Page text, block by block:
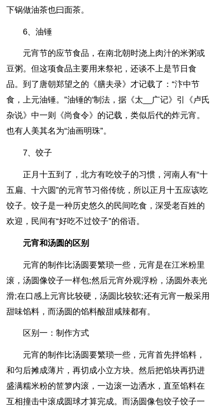
下锅做油茶也曰面茶。
6、油锤
元宵节的应节食品，在南北朝时浇上肉汁的米粥或
豆粥。但这项食品主要用来祭祀，还谈不上是节日食
品。到了唐朝郑望之的《膳夫录》才记载了：“汴中节
食，上元油锤。”油锤的'制法，据《太__广记》引《卢氏
杂说》中一则《尚食令》的记载，类似后代的炸元宵。
也有人美其名为“油画明珠”。
7、饺子
正月十五到了，北方有吃饺子的习惯，河南人有“十
五扁、十六圆”的元宵节习俗传统，所以正月十五应该吃
饺子。饺子是一种历史悠久的民间吃食，深受老百姓的
欢迎，民间有“好吃不过饺子”的俗语。
元宵和汤圆的区别
元宵的制作比汤圆要繁琐一些，元宵是在江米粉里
滚，汤圆像饺子一样包;然后元宵外观浮粉，汤圆外表光
滑;在口感上元宵比较硬，汤圆比较软;还有元宵一般采用
甜味馅料，而汤圆的馅料酸甜咸辣都有。
区别一：制作方式
元宵的制作比汤圆要繁琐一些，元宵首先拌馅料，
和匀后摊成薄片，再切成小立方块。然后把馅块再扔进
盛满糯米粉的笸箩内滚，一边滚一边洒水，直至馅料在
互相撞击中滚成圆球才算完成。而汤圆像包饺子饺子一